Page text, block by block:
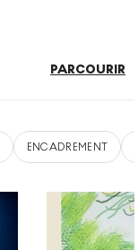
PARCOURIR
ENCADREMENT